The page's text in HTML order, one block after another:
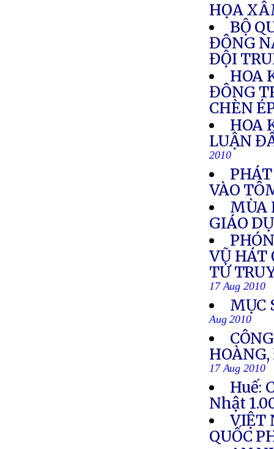
HỌA
BỘ
ĐÔNG
ĐỘI
HOA
ĐÔNG
CHÈN
HOA
LUẬN
2010
VÀO
MÙA
GIÁO
VŨ HÁT
TỬ
17 Aug 2010
MỤC
Aug 2010
17 Aug 2010
Huế:
Nhật
VIỆT
QUỐC